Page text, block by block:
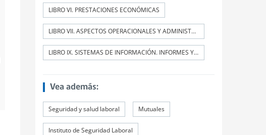
LIBRO VI. PRESTACIONES ECONÓMICAS
LIBRO VII. ASPECTOS OPERACIONALES Y ADMINISTRATIVOS
LIBRO IX. SISTEMAS DE INFORMACIÓN. INFORMES Y REPORTES
Vea además:
Seguridad y salud laboral Mutuales
Instituto de Seguridad Laboral